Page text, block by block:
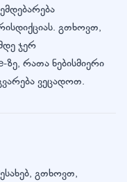
გთხოვთ,
ჯერ
ზე, რათა ნებისმიერი
ვეცადოთ.
გთხოვთ,